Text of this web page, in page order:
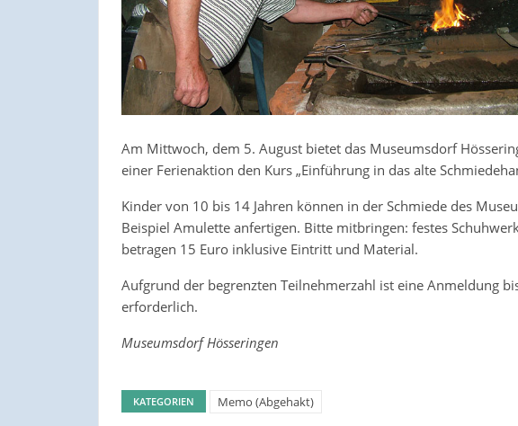
Am Mittwoch, dem 5. August bietet das Museumsdorf
einer Ferienaktion den Kurs „Einführung in das alte
Kinder von 10 bis 14 Jahren können in der Schmiede des
Beispiel Amulette anfertigen. Bitte mitbringen: festes
betragen 15 Euro inklusive Eintritt und Material.
Aufgrund der begrenzten Teilnehmerzahl ist eine Anmeldung
erforderlich.
Museumsdorf Hösseringen
KATEGORIEN Memo (Abgehakt)